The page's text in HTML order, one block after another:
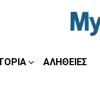
ΑΛΉΘΕΙΕΣ